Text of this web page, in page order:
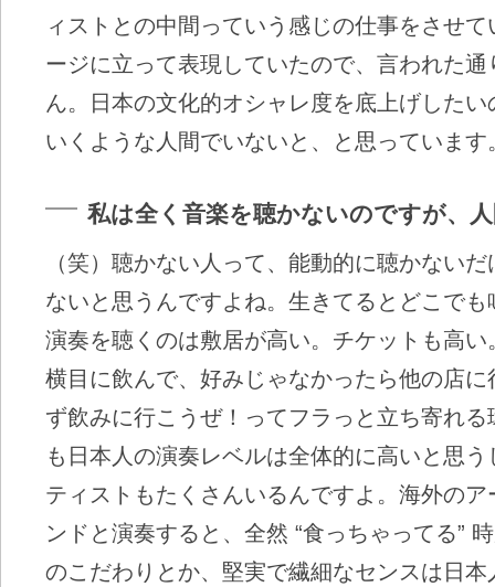
ィストとの中間っていう感じの仕事をさせ
ージに立って表現していたので、言われた
ん。日本の文化的オシャレ度を底上げした
いくような人間でいないと、と思っています
私は全く音楽を聴かないのですが、
（笑）聴かない人って、能動的に聴かない
ないと思うんですよね。生きてるとどこで
演奏を聴くのは敷居が高い。チケットも高
横目に飲んで、好みじゃなかったら他の店
ず飲みに行こうぜ！ってフラっと立ち寄れ
も日本人の演奏レベルは全体的に高いと思
ティストもたくさんいるんですよ。海外の
ンドと演奏すると、全然 “食っちゃってる”
のこだわりとか、堅実で繊細なセンスは日